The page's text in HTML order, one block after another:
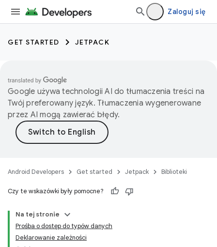
Zaloguj się
GET STARTED JETPACK
Google używa technologii AI do tłumaczenia treści na
Twój preferowany język. Tłumaczenia wygenerowane
przez AI mogą zawierać błędy.
Android Developers Get started Jetpack Biblioteki
Czy te wskazówki były pomocne?
Na tej stronie
Prośba o dostęp do typów danych
Deklarowanie zależności